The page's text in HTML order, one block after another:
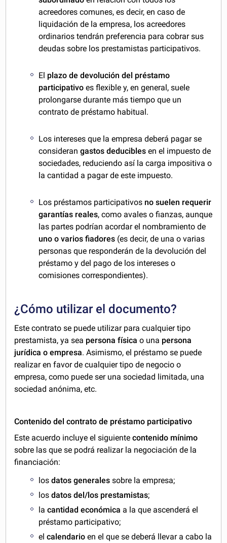
acreedores comunes, es decir, en caso de
liquidación de la empresa, los acreedores
ordinarios tendrán preferencia para cobrar sus
deudas sobre los prestamistas participativos.
El plazo de devolución del préstamo
participativo es flexible y, en general, suele
prolongarse durante más tiempo que un
contrato de préstamo habitual.
Los intereses que la empresa deberá pagar se
considerangastos deducibles en el impuesto de
sociedades, reduciendo así la carga impositiva o
la cantidad a pagar de este impuesto.
Los préstamos participativos no suelen requerir
garantías reales, como avales o fianzas, aunque
las partes podrían acordar el nombramiento de
uno o varios fiadores (es decir, de una o varias
personas que responderán de la devolución del
préstamo y del pago de los intereses o
comisiones correspondientes).
¿Cómo utilizar el documento?
Este contrato se puede utilizar para cualquier tipo
prestamista, ya sea persona física o una persona
jurídica o empresa. Asimismo, el préstamo se puede
realizar en favor de cualquier tipo de negocio o
empresa, como puede ser una sociedad limitada, una
sociedad anónima, etc.
Contenido del contrato de préstamo participativo
Este acuerdo incluye el siguientecontenido mínimo
sobre las que se podrá realizar la negociación de la
financiación:
losdatos generales sobre la empresa;
losdatos del/los prestamistas;
lacantidad económica a la que ascenderá el
préstamo participativo;
elcalendario en el que se deberá llevar a cabo la